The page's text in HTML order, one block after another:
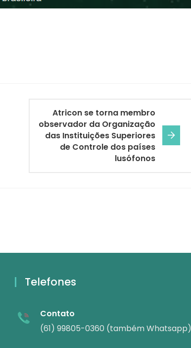
Atricon se torna membro
observador da Organização
das Instituições Superiores
de Controle dos países
lusófonos
Telefones
Contato
(61) 99805-0360 (também Whatsapp)